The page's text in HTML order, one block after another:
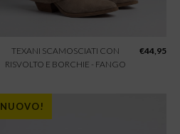
TEXANI SCAMOSCIATI CON
RISVOLTO E BORCHIE - FANGO
€44,95
NUOVO!